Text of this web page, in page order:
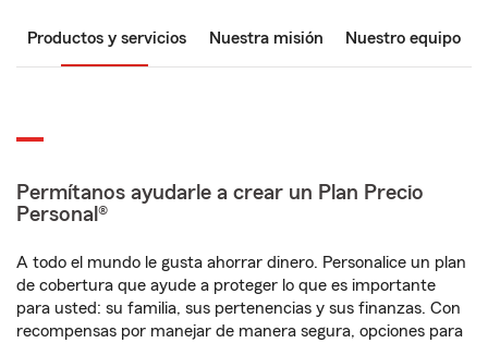
Productos y servicios Nuestra misión Nuestro equipo
Permítanos ayudarle a crear un Plan Precio
Personal®
A todo el mundo le gusta ahorrar dinero. Personalice un plan
de cobertura que ayude a proteger lo que es importante
para usted: su familia, sus pertenencias y sus finanzas. Con
recompensas por manejar de manera segura, opciones para